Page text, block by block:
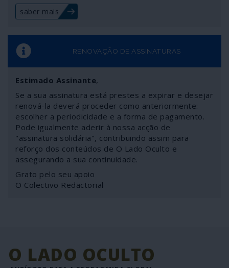
saber mais
RENOVAÇÃO DE ASSINATURAS
Estimado Assinante,
Se a sua assinatura está prestes a expirar e desejar
renová-la deverá proceder como anteriormente:
escolher a periodicidade e a forma de pagamento.
Pode igualmente aderir à nossa acção de
"assinatura solidária", contribuindo assim para
reforço dos conteúdos de O Lado Oculto e
assegurando a sua continuidade.
Grato pelo seu apoio
O Colectivo Redactorial
O LADO OCULTO